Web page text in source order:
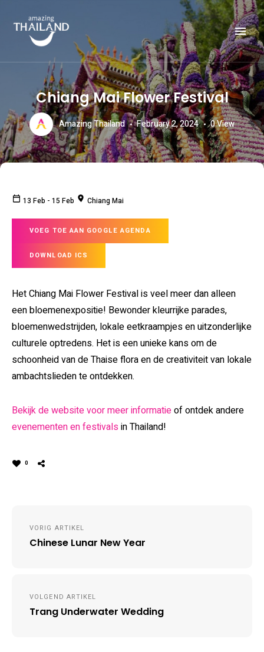
AMAZING THAILAND
Officiële website van de Toeristische Autoriteit van Thailand.
Chiang Mai Flower Festival
Amazing Thailand February 2, 2024 0View
13 Feb - 15 Feb Chiang Mai
VOEG TOE AAN GOOGLE AGENDA
DOWNLOAD ICS
Het Chiang Mai Flower Festival is veel meer dan alleen
een bloemenexpositie! Bewonder kleurrijke parades,
bloemenwedstrijden, lokale eetkraampjes en uitzonderlijke
culturele optredens. Het is een unieke kans om de
schoonheid van de Thaise flora en de creativiteit van lokale
ambachtslieden te ontdekken.
Bekijk de website voor meer informatieof ontdek andere
evenementen en festivalsin Thailand!
0
navigation
VORIG ARTIKEL
Chinese Lunar New Year
VOLGEND ARTIKEL
Trang Underwater Wedding